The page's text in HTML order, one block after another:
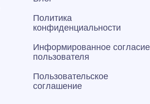
Политика
конфиденциальности
Информированное согласие
пользователя
Пользовательское
соглашение